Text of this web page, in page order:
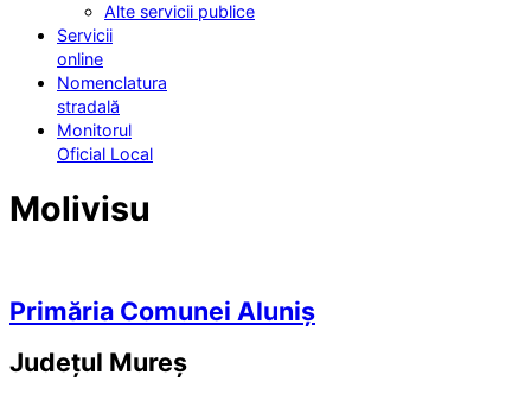
Alte servicii publice
Servicii
online
Nomenclatura
stradală
Monitorul
Oficial Local
Molivisu
Primăria Comunei Aluniș
Județul Mureș